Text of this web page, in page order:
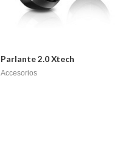
Parlante 2.0 Xtech
Accesorios